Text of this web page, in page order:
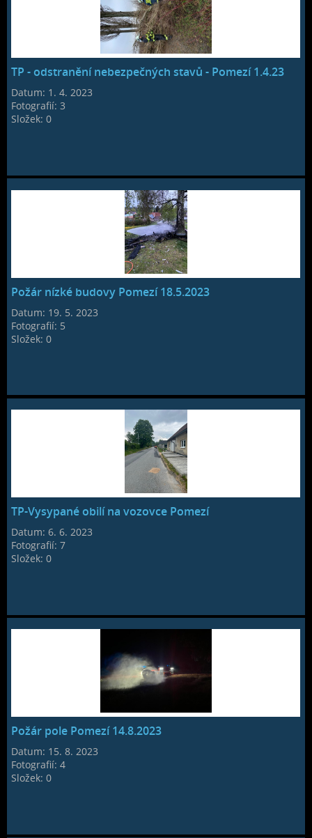
TP - odstranění nebezpečných stavů - Pomezí 1.4.23
Datum: 1. 4. 2023
Fotografií:3
Složek:0
Požár nízké budovy Pomezí 18.5.2023
Datum: 19. 5. 2023
Fotografií: 5
Složek:0
TP-Vysypané obilí na vozovce Pomezí
Datum:6. 6. 2023
Fotografií:7
Složek:0
Požár pole Pomezí 14.8.2023
Datum: 15. 8. 2023
Fotografií:4
Složek:0